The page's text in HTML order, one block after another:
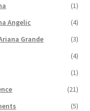
(1)
Angelic
(4)
Grande
(3)
(4)
(1)
(21)
(5)